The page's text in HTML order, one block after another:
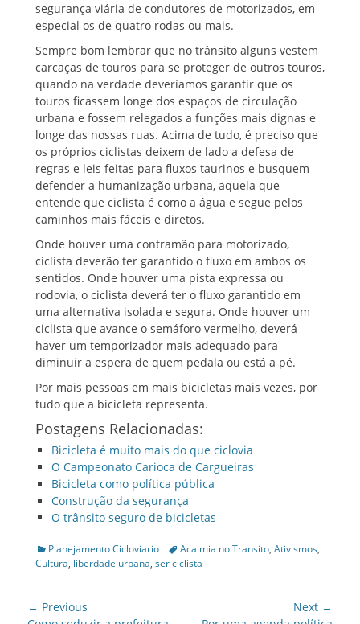
segurança viária de condutores de motorizados, em
especial os de quatro rodas ou mais.
Sempre bom lembrar que no trânsito alguns vestem
carcaças de touros para se proteger de outros touros,
quando na verdade deveríamos garantir que os
touros ficassem longe dos espaços de circulação
urbana e fossem relegados a funções mais dignas e
longe das nossas ruas. Acima de tudo, é preciso que
os próprios ciclistas deixem de lado a defesa de
regras e leis feitas para fluxos taurinos e busquem
defender a humanização urbana, aquela que
entende que ciclista é como a água e segue pelos
caminhos mais fáceis e diretos.
Onde houver uma contramão para motorizado,
ciclista deverão ter garantido o fluxo em ambos os
sentidos. Onde houver uma pista expressa ou
rodovia, o ciclista deverá ter o fluxo garantido em
uma alternativa isolada e segura. Onde houver um
ciclista que avance o semáforo vermelho, deverá
haver um temporizador mais adequado para
diminuir a espera de quem pedala ou está a pé.
Por mais pessoas em mais bicicletas mais vezes, por
tudo que a bicicleta representa.
Postagens Relacionadas:
Bicicleta é muito mais do que ciclovia
O Campeonato Carioca de Cargueiras
Bicicleta como política pública
Construção da segurança
O trânsito seguro de bicicletas
Categories
Planejamento Cicloviario TagsAcalmia no Transito, Ativismos,
Cultura, liberdade urbana, ser ciclista
Post
← Previous
Next →